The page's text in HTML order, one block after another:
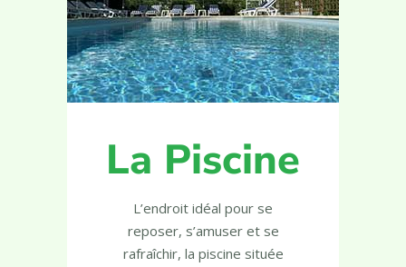
La Piscine
L’endroit idéal pour se